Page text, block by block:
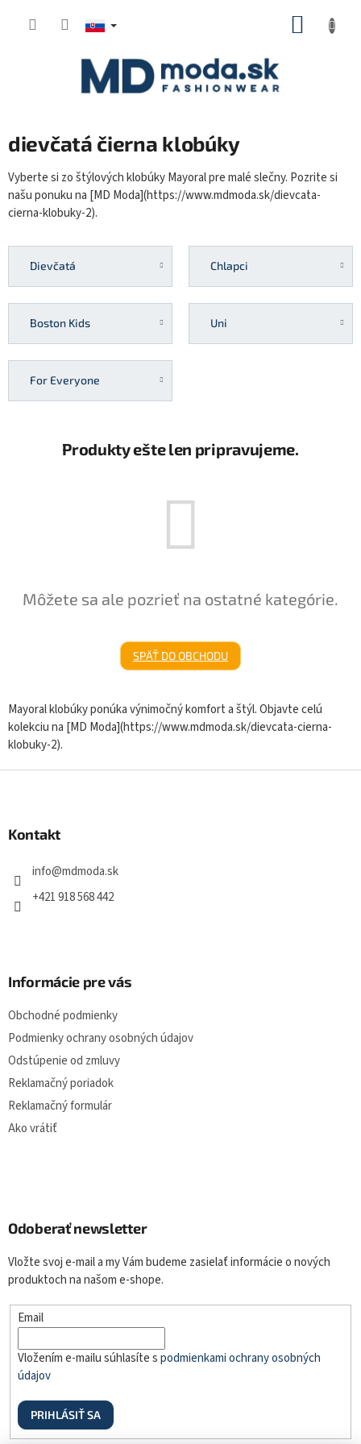
dievčatá čierna klobúky
Vyberte si zo štýlových klobúky Mayoral pre malé slečny. Pozrite si
našu ponuku na [MD Moda](https://www.mdmoda.sk/dievcata-
cierna-klobuky-2).
Dievčatá Chlapci
Boston Kids Uni
For Everyone
Produkty ešte len pripravujeme.
Môžete sa ale pozrieť na ostatné kategórie.
SPÄŤ DO OBCHODU
Mayoral klobúky ponúka výnimočný komfort a štýl. Objavte celú
kolekciu na [MD Moda](https://www.mdmoda.sk/dievcata-cierna-
klobuky-2).
Kontakt
info@mdmoda.sk
+421 918 568 442
Informácie pre vás
Obchodné podmienky
Podmienky ochrany osobných údajov
Odstúpenie od zmluvy
Reklamačný poriadok
Reklamačný formulár
Ako vrátiť
Odoberať newsletter
Vložte svoj e-mail a my Vám budeme zasielať informácie o nových
produktoch na našom e-shope.
Email
Vložením e-mailu súhlasíte spodmienkami ochrany osobných
údajov
PRIHLÁSIŤ SA